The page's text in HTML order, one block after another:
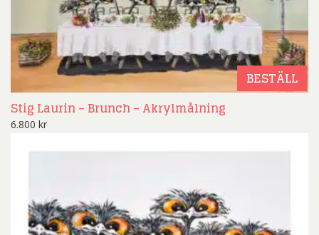
BESTÄLL
Stig Laurin – Brunch – Akrylmålning
6.800 kr